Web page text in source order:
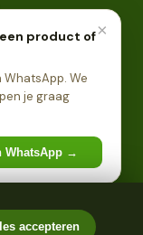
van 18
accepteren
×
een product of
We
je graag
WhatsApp →